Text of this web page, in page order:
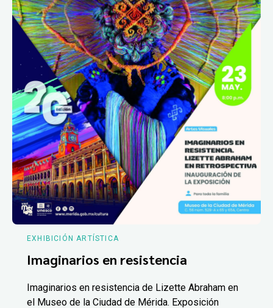
EXHIBICIÓN ARTÍSTICA
Imaginarios en resistencia
Imaginarios en resistencia de Lizette Abraham en
el Museo de la Ciudad de Mérida. Exposición